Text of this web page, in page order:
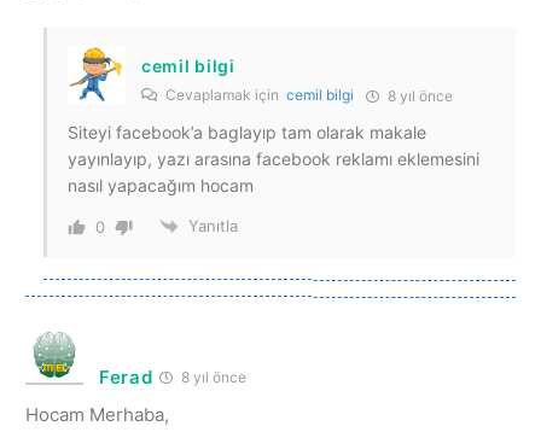
cemil bilgi
Cevaplamak için cemil bilgi 8 yıl önce
Siteyi facebook’a baglayıp tam olarak makale
yayınlayıp, yazı arasına facebook reklamı eklemesini
nasıl yapacağım hocam
0 Yanıtla
Ferad 8 yıl önce
Hocam Merhaba,